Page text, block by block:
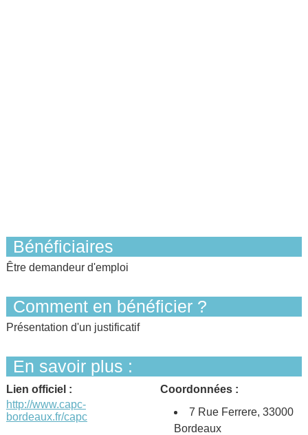
Bénéficiaires
Être demandeur d'emploi
Comment en bénéficier ?
Présentation d'un justificatif
En savoir plus :
Lien officiel :
http://www.capc-
bordeaux.fr/capc
Coordonnées :
7 Rue Ferrere, 33000
Bordeaux